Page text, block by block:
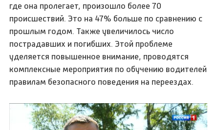
где она пролегает, произошло более 70
происшествий. Это на 47% больше по сравнению с
прошлым годом. Также увеличилось число
пострадавших и погибших. Этой проблеме
уделяется повышенное внимание, проводятся
комплексные мероприятия по обучению водителей
правилам безопасного поведения на переездах.